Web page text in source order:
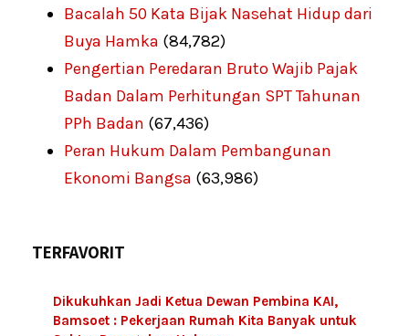
Bacalah 50 Kata Bijak Nasehat Hidup dari
Buya Hamka (84,782)
Pengertian Peredaran Bruto Wajib Pajak
Badan Dalam Perhitungan SPT Tahunan
PPh Badan (67,436)
Peran Hukum Dalam Pembangunan
Ekonomi Bangsa (63,986)
TERFAVORIT
Dikukuhkan Jadi Ketua Dewan Pembina KAI,
Bamsoet : Pekerjaan Rumah Kita Banyak untuk